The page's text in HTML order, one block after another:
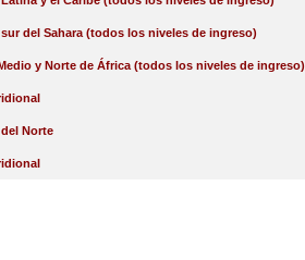
del Sahara (todos los niveles de ingreso)
y Norte de África (todos los niveles de ingreso)
Norte